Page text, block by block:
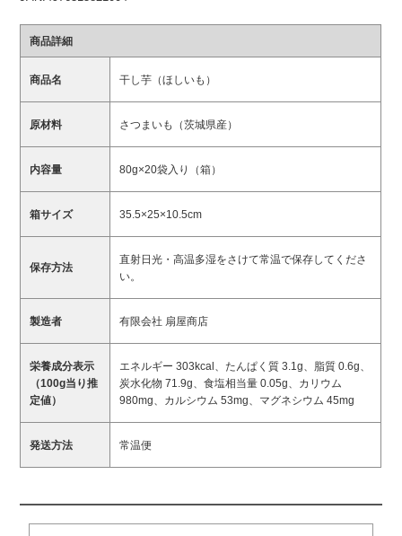
商品詳細
商品名 干し芋（ほしいも）
原材料 さつまいも（茨城県産）
内容量 80g×20袋入り（箱）
箱サイズ 35.5×25×10.5cm
保存方法
直射日光・高温多湿をさけて常温で保存してくださ
い。
製造者 有限会社 扇屋商店
栄養成分表示
（100g当り推
定値）
エネルギー 303kcal、たんぱく質 3.1g、脂質 0.6g、
炭水化物 71.9g、食塩相当量 0.05g、カリウム
980mg、カルシウム 53mg、マグネシウム 45mg
発送方法 常温便